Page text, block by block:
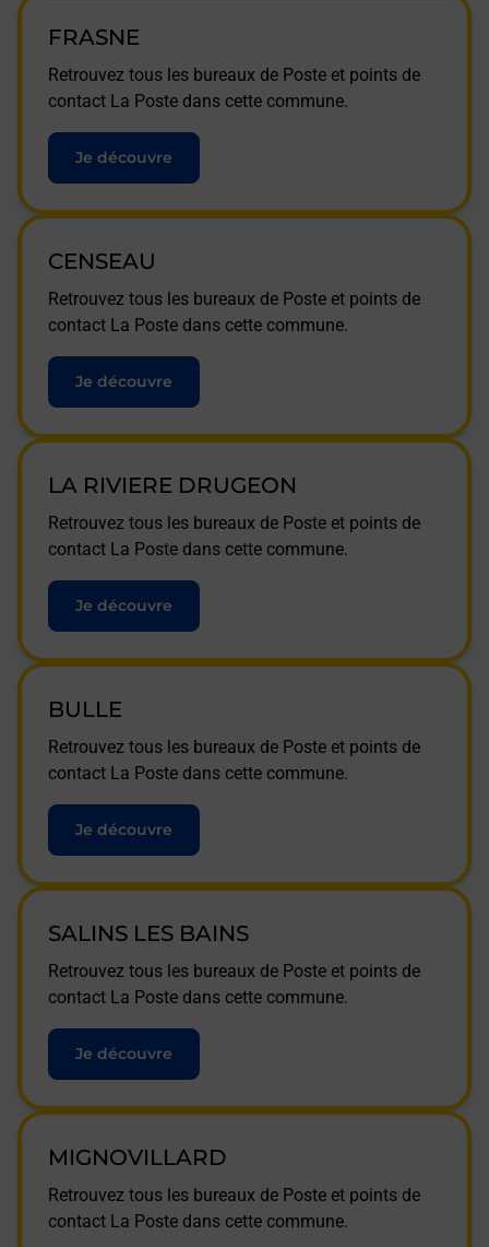
FRASNE
Retrouvez tous les bureaux de Poste et points de
contact La Poste dans cette commune.
Je découvre
CENSEAU
Retrouvez tous les bureaux de Poste et points de
contact La Poste dans cette commune.
Je découvre
LA RIVIERE DRUGEON
Retrouvez tous les bureaux de Poste et points de
contact La Poste dans cette commune.
Je découvre
BULLE
Retrouvez tous les bureaux de Poste et points de
contact La Poste dans cette commune.
Je découvre
SALINS LES BAINS
Retrouvez tous les bureaux de Poste et points de
contact La Poste dans cette commune.
Je découvre
MIGNOVILLARD
Retrouvez tous les bureaux de Poste et points de
contact La Poste dans cette commune.